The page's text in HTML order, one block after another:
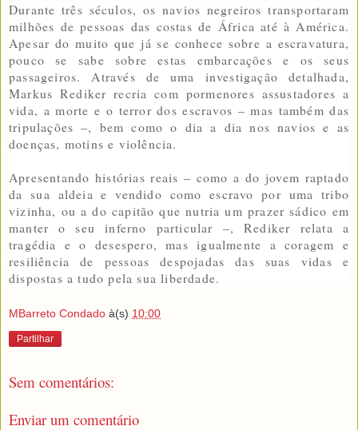
Durante três séculos, os navios negreiros transportaram
milhões de pessoas das costas de África até à América.
Apesar do muito que já se conhece sobre a escravatura,
pouco se sabe sobre estas embarcações e os seus
passageiros. Através de uma investigação detalhada,
Markus Rediker recria com pormenores assustadores a
vida, a morte e o terror dos escravos – mas também das
tripulações –, bem como o dia a dia nos navios e as
doenças, motins e violência.
Apresentando histórias reais – como a do jovem raptado
da sua aldeia e vendido como escravo por uma tribo
vizinha, ou a do capitão que nutria um prazer sádico em
manter o seu inferno particular –, Rediker relata a
tragédia e o desespero, mas igualmente a coragem e
resiliência de pessoas despojadas das suas vidas e
dispostas a tudo pela sua liberdade.
MBarreto Condado à(s) 10:00
Partilhar
Sem comentários:
Enviar um comentário